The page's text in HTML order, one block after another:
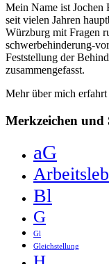
Mein Name ist Jochen
seit vielen Jahren
Würzburg mit Fragen
schwerbehinderung-
Feststellung der
zusammengefasst.
Mehr über mich
Merkzeichen und
aG
Bl
G
Gl
Gleichstellung